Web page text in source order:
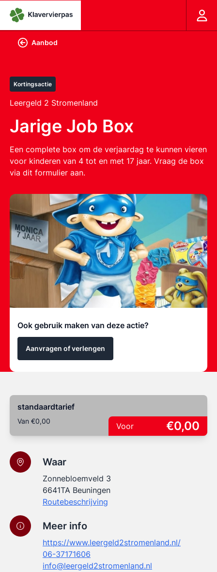
Aanbod
Kortingsactie
Leergeld 2 Stromenland
Jarige Job Box
Een complete box om de verjaardag te kunnen vieren
voor kinderen van 4 tot en met 17 jaar. Vraag de box
via dit formulier aan.
Ook gebruik maken van deze actie?
Aanvragen of verlengen
standaardtarief
Van €0,00
Voor €0,00
Waar
Zonnebloemveld 3
6641TA Beuningen
Routebeschrijving
Meer info
https://www.leergeld2stromenland.nl/
06-37171606
info@leergeld2stromenland.nl